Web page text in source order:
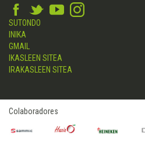
SUTONDO
INIKA
GMAIL
IKASLEEN SITEA
IRAKASLEEN SITEA
Colaboradores